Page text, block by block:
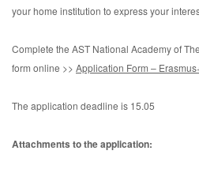
your home institution to express your
Complete the AST National Academy of
form online >> Application Form –
The application deadline is 15.05
Attachments to the application: